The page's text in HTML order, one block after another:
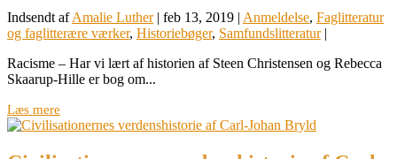
Indsendt afAmalie Luther| feb 13, 2019 | Anmeldelse, Faglitteratur
og faglitterære værker, Historiebøger, Samfundslitteratur|
Racisme – Har vi lært af historien af Steen Christensen og Rebecca
Skaarup-Hille er bog om...
Læs mere